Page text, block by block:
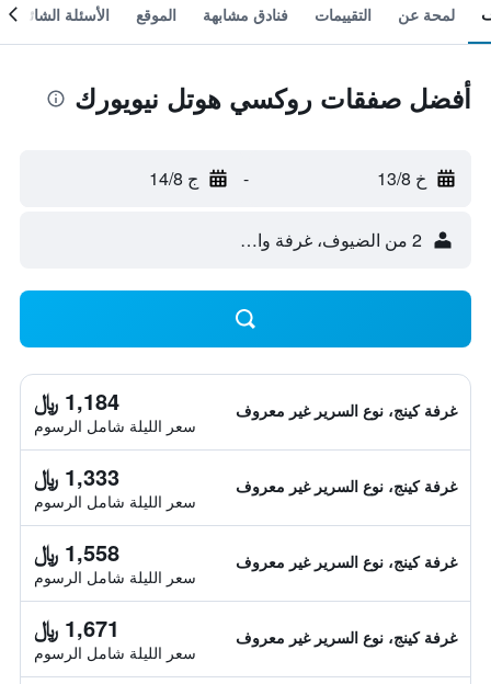
لمحة عن التقييمات فنادق مشابهة الموقع الأسئلة الشائعة
أفضل صفقات روكسي هوتل نيويورك
خ 13/8 - ج 14/8
2 من الضيوف، غرفة واحدة
غرفة كينج، نوع السرير غير معروف 1,184 ﷼
سعر الليلة شامل الرسوم
غرفة كينج، نوع السرير غير معروف 1,333 ﷼
سعر الليلة شامل الرسوم
غرفة كينج، نوع السرير غير معروف 1,558 ﷼
سعر الليلة شامل الرسوم
غرفة كينج، نوع السرير غير معروف 1,671 ﷼
سعر الليلة شامل الرسوم